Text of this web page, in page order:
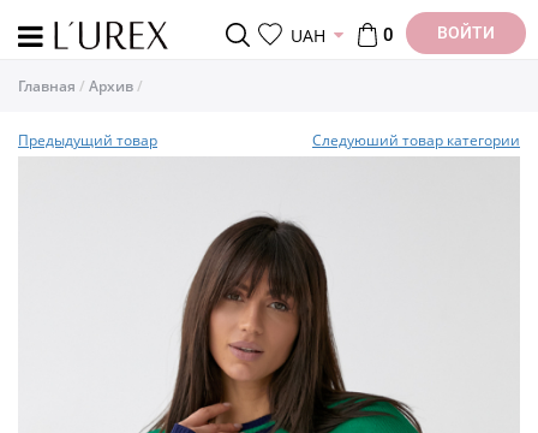
UAH 0 ВОЙТИ
Главная Архив
Предыдущий товар Следуюший товар категории